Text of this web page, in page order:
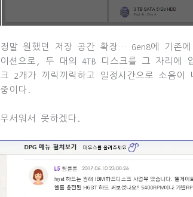
정말 원했던 저장 공간 확장… Gen8에 기존
이션으로, 두 대의 4TB 디스크를 그 자리에
크 2개가 끼릭끼릭하고 일정시간으로 소음
중이다.
무서워서 못하겠다.